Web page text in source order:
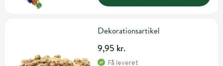
Dekorationsartikel
9,95 kr.
Få leveret